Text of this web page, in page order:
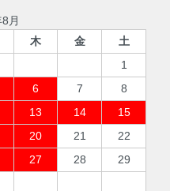
月
木 金
土
1
6 7
8
13 14
15
20 21
22
27 28
29